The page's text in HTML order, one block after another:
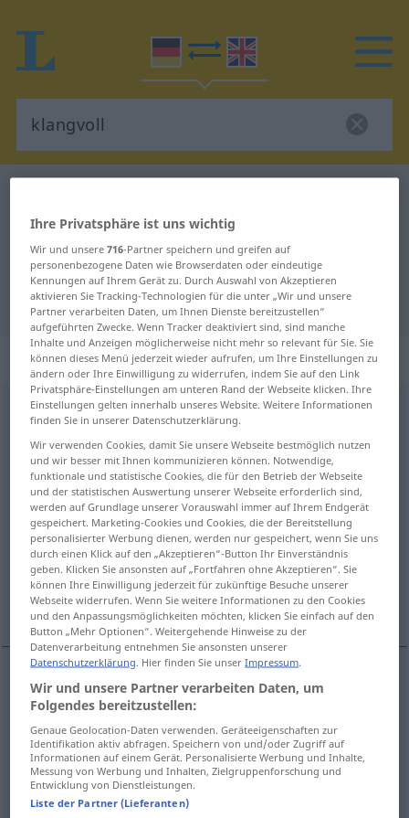
Deutsch-Englisch Übersetzung für
"klangvoll"
"klangvoll" Englisch Übersetzung
„klangvoll“: Adjektiv
klangvoll [ˈklaŋ-]adj
Übersicht aller Übersetzungen
(Für mehr Details die Übersetzung anklicken/antippen)
sonorous, resounding fine-sounding
melodious, tuneful well-known
illustrious
sonorous klangvollStimme, Sprache etc
resounding klangvoll Stimme, Sprache etc
fine-sounding klangvoll
Ihre Privatsphäre ist uns wichtig
Wir und unsere716-Partner speichern und greifen auf
personenbezogene Daten wie Browserdaten oder eindeutige
Kennungen auf Ihrem Gerät zu. Durch Auswahl von Akzeptieren
aktivieren Sie Tracking-Technologien für die unter „Wir und unsere
Partner verarbeiten Daten, um Ihnen Dienste bereitzustellen“
aufgeführten Zwecke. Wenn Tracker deaktiviert sind, sind manche
Inhalte und Anzeigen möglicherweise nicht mehr so relevant für Sie. Sie
können dieses Menü jederzeit wieder aufrufen, um Ihre Einstellungen zu
ändern oder Ihre Einwilligung zu widerrufen, indem Sie auf den Link
Privatsphäre-Einstellungen am unteren Rand der Webseite klicken. Ihre
Einstellungen gelten innerhalb unseres Website. Weitere Informationen
finden Sie in unserer Datenschutzerklärung.
Wir verwenden Cookies, damit Sie unsere Webseite bestmöglich nutzen
und wir besser mit Ihnen kommunizieren können. Notwendige,
funktionale und statistische Cookies, die für den Betrieb der Webseite
und der statistischen Auswertung unserer Webseite erforderlich sind,
werden auf Grundlage unserer Vorauswahl immer auf Ihrem Endgerät
gespeichert. Marketing-Cookies und Cookies, die der Bereitstellung
personalisierter Werbung dienen, werden nur gespeichert, wenn Sie uns
durch einen Klick auf den „Akzeptieren“-Button Ihr Einverständnis
geben. Klicken Sie ansonsten auf „Fortfahren ohne Akzeptieren“. Sie
können Ihre Einwilligung jederzeit für zukünftige Besuche unserer
Webseite widerrufen. Wenn Sie weitere Informationen zu den Cookies
und den Anpassungsmöglichkeiten möchten, klicken Sie einfach auf den
Button „Mehr Optionen“. Weitergehende Hinweise zu der
Datenverarbeitung entnehmen Sie ansonsten unserer
Datenschutzerklärung. Hier finden Sie unserImpressum.
Wir und unsere Partner verarbeiten Daten, um
Folgendes bereitzustellen:
Genaue Geolocation-Daten verwenden. Geräteeigenschaften zur
Identifikation aktiv abfragen. Speichern von und/oder Zugriff auf
Informationen auf einem Gerät. Personalisierte Werbung und Inhalte,
Messung von Werbung und Inhalten, Zielgruppenforschung und
Entwicklung von Dienstleistungen.
Liste der Partner (Lieferanten)